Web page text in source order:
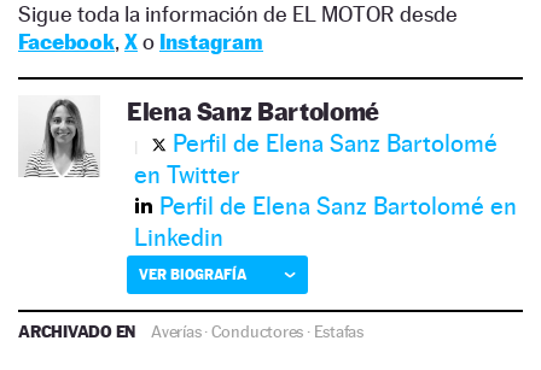
Sigue toda la información de EL MOTOR desde
Facebook, Xo Instagram
Elena Sanz Bartolomé
Perfil de Elena Sanz Bartolomé
en Twitter
Perfil de Elena Sanz Bartolomé en
Linkedin
VER BIOGRAFÍA
ARCHIVADO EN Averías·Conductores · Estafas